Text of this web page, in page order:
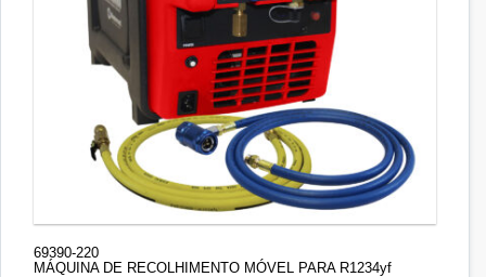
69390-220
MÁQUINA DE RECOLHIMENTO MÓVEL PARA R1234yf